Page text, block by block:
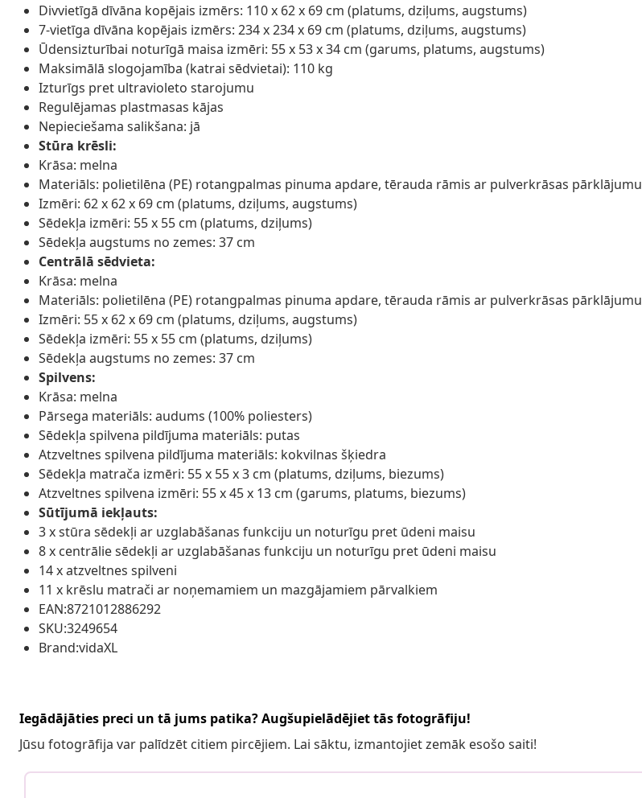
Divvietīgā dīvāna kopējais izmērs: 110 x 62 x 69 cm (platums, dziļums, augstums)
7-vietīga dīvāna kopējais izmērs: 234 x 234 x 69 cm (platums, dziļums, augstums)
Ūdensizturībai noturīgā maisa izmēri: 55 x 53 x 34 cm (garums, platums, augstums)
Maksimālā slogojamība (katrai sēdvietai): 110 kg
Izturīgs pret ultravioleto starojumu
Regulējamas plastmasas kājas
Nepieciešama salikšana: jā
Stūra krēsli:
Krāsa: melna
Materiāls: polietilēna (PE) rotangpalmas pinuma apdare, tērauda rāmis ar pulverkrāsas pārklājumu
Izmēri: 62 x 62 x 69 cm (platums, dziļums, augstums)
Sēdekļa izmēri: 55 x 55 cm (platums, dziļums)
Sēdekļa augstums no zemes: 37 cm
Centrālā sēdvieta:
Krāsa: melna
Materiāls: polietilēna (PE) rotangpalmas pinuma apdare, tērauda rāmis ar pulverkrāsas pārklājumu
Izmēri: 55 x 62 x 69 cm (platums, dziļums, augstums)
Sēdekļa izmēri: 55 x 55 cm (platums, dziļums)
Sēdekļa augstums no zemes: 37 cm
Spilvens:
Krāsa: melna
Pārsega materiāls: audums (100% poliesters)
Sēdekļa spilvena pildījuma materiāls: putas
Atzveltnes spilvena pildījuma materiāls: kokvilnas šķiedra
Sēdekļa matrača izmēri: 55 x 55 x 3 cm (platums, dziļums, biezums)
Atzveltnes spilvena izmēri: 55 x 45 x 13 cm (garums, platums, biezums)
Sūtījumā iekļauts:
3 x stūra sēdekļi ar uzglabāšanas funkciju un noturīgu pret ūdeni maisu
8 x centrālie sēdekļi ar uzglabāšanas funkciju un noturīgu pret ūdeni maisu
14 x atzveltnes spilveni
11 x krēslu matrači ar noņemamiem un mazgājamiem pārvalkiem
EAN:8721012886292
SKU:3249654
Brand:vidaXL
Iegādājāties preci un tā jums patika? Augšupielādējiet tās fotogrāfiju!
Jūsu fotogrāfija var palīdzēt citiem pircējiem. Lai sāktu, izmantojiet zemāk esošo saiti!